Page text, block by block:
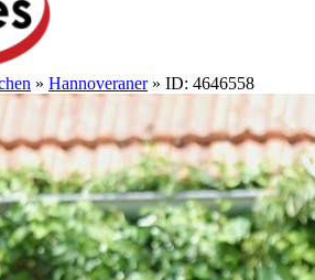
» Hannoveraner» ID: 4646558